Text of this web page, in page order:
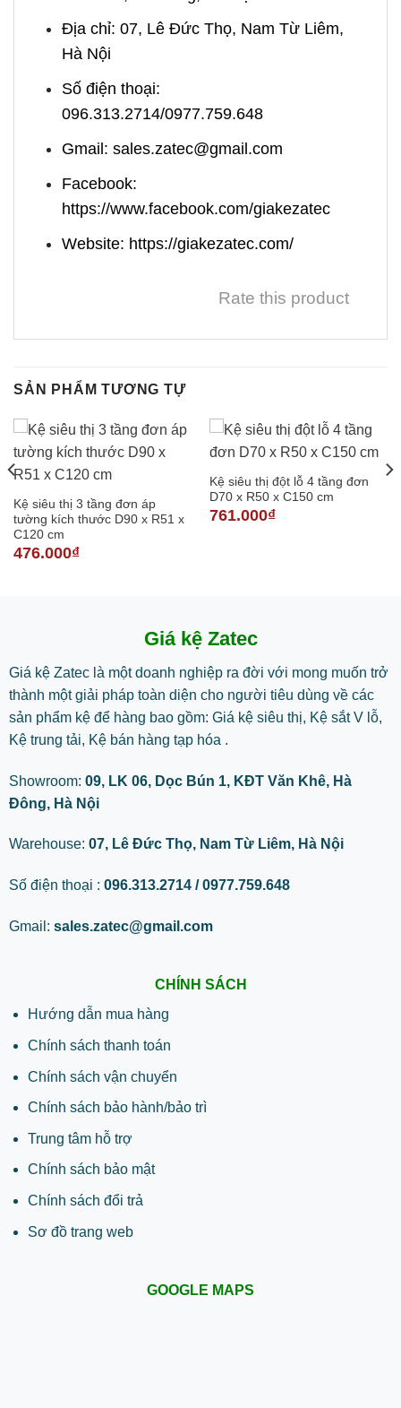
Địa chỉ: 07, Lê Đức Thọ, Nam Từ Liêm,
Hà Nội
Số điện thoại:
096.313.2714/0977.759.648
Gmail: sales.zatec@gmail.com
Facebook:
https://www.facebook.com/giakezatec
Website: https://giakezatec.com/
Rate this product
SẢN PHẨM TƯƠNG TỰ
Kệ siêu thị 3 tầng đơn áp
tường kích thước D90 x R51 x
C120 cm
476.000₫
Kệ siêu thị đột lỗ 4 tầng đơn
D70 x R50 x C150 cm
761.000₫
Giá kệ Zatec
Giá kệ Zatec là một doanh nghiệp ra đời với mong muốn trở
thành một giải pháp toàn diện cho người tiêu dùng về các
sản phẩm kệ để hàng bao gồm: Giá kệ siêu thị, Kệ sắt V lỗ,
Kệ trung tải, Kệ bán hàng tạp hóa .
Showroom: 09, LK 06, Dọc Bún 1, KĐT Văn Khê, Hà
Đông, Hà Nội
Warehouse: 07, Lê Đức Thọ, Nam Từ Liêm, Hà Nội
Số điện thoại : 096.313.2714 / 0977.759.648
Gmail: sales.zatec@gmail.com
CHÍNH SÁCH
Hướng dẫn mua hàng
Chính sách thanh toán
Chính sách vận chuyển
Chính sách bảo hành/bảo trì
Trung tâm hỗ trợ
Chính sách bảo mật
Chính sách đổi trả
Sơ đồ trang web
GOOGLE MAPS